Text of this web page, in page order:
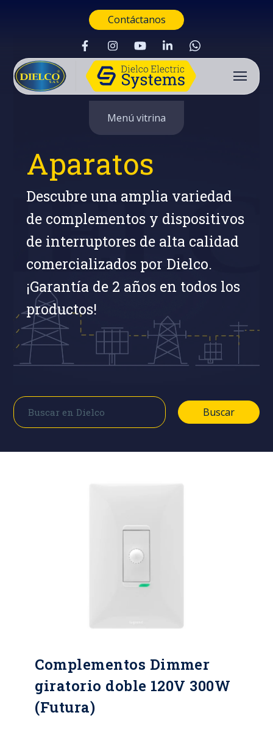
Contáctanos
Buscar
Menú vitrina
Aparatos
Descubre una amplia variedad
de complementos y dispositivos
de interruptores de alta calidad
comercializados por Dielco.
¡Garantía de 2 años en todos los
productos!
Buscar
Buscar
Complementos Dimmer
giratorio doble 120V 300W
(Futura)